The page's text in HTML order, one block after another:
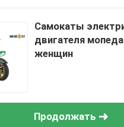
Самокаты
двигателя
женщин
Продолжать